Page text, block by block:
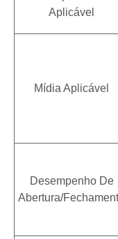
Aplicável
Mídia Aplicável
Desempenho De
Abertura/